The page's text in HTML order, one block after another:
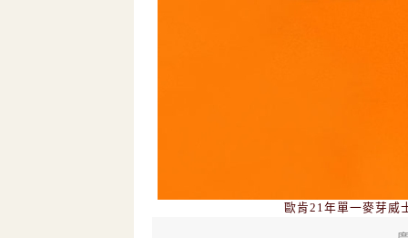
歐肯21年單一麥芽威